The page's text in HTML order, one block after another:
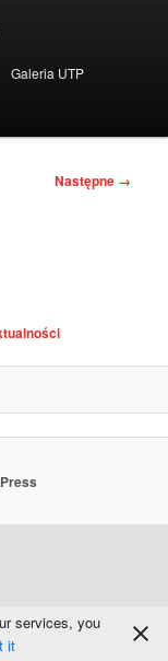
Galeria UTP
Następne →
services, you
it